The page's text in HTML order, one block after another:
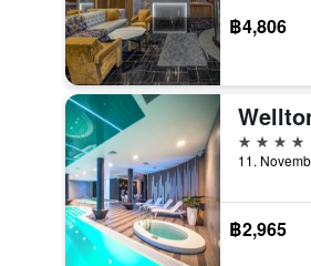
฿4,806
4 ดาว
฿2,965